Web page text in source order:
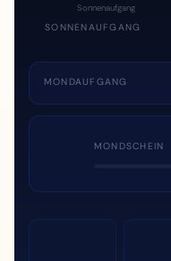
Sonnenaufgang
SONNENAUFGANG
MONDAUFGANG
MONDSCHEIN